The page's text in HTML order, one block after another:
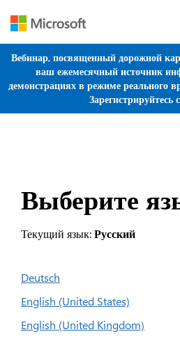
Перейти к основному
Вебинар, посвященный дорожной
ваш ежемесячный источник
демонстрациях в режиме реального
Зарегистрируйтесь
Выберите
Текущий язык:Русский
Deutsch
English (United States)
English (United Kingdom)